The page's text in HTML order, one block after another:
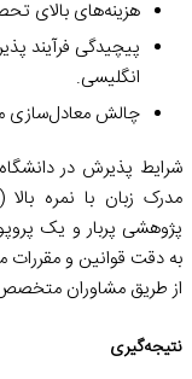
هزینه‌های بالای
پیچیدگی فرآیند
انگلیسی.
چالش معادل‌سازی
شرایط پذیرش در
پژوهشی پربار و یک
به دقت قوانین و مقررات
از طریق مشاوران
نتیجه‌گیری